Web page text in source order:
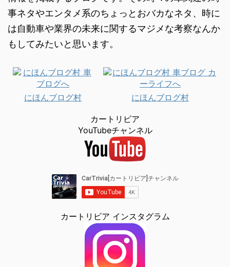
事ネタやエンタメ系のちょっとおバカなネタ、時に
は自動車や業界の未来に関するマジメな考察なんか
もしてみたいと思います。
にほんブログ村 にほんブログ村
カートリビア
YouTubeチャンネル
カートリビア インスタグラム